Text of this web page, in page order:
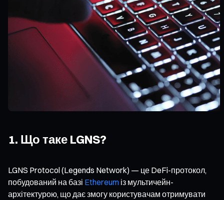
1. Що таке LGNS?
LGNS Protocol (Legends Network) — це DeFi-протокол,
побудований на базі Ethereum із мультичейн-
архітектурою, що дає змогу користувачам отримувати